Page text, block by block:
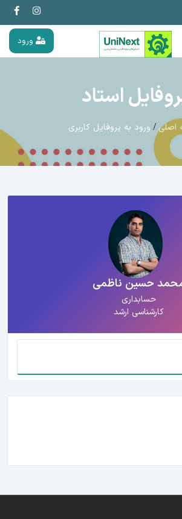
ورود
استاد
اصلی ورود به پروفایل کاربری
حسین ناظمی
حسابداری
کارشناسی ارشد